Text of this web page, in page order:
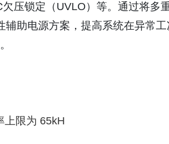
压锁定（UVLO）等。通过将多
助电源方案，提高系统在异常工
上限为 65kH